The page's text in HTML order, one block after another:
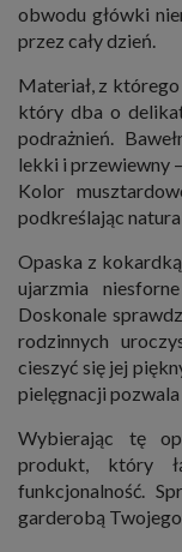
obwodu główki
przez cały dzień.
Materiał, z którego
który dba o
podrażnień.
lekki i przewiewny
Kolor
podkreślając
Opaska z
ujarzmia
Doskonale
rodzinnych
cieszyć się jej
pielęgnacji
Wybierając tę
produkt, który
funkcjonalność.
garderobą